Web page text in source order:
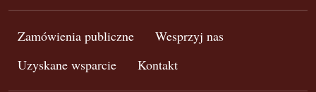
Zamówienia publiczne
Wesprzyj nas
Uzyskane wsparcie
Kontakt